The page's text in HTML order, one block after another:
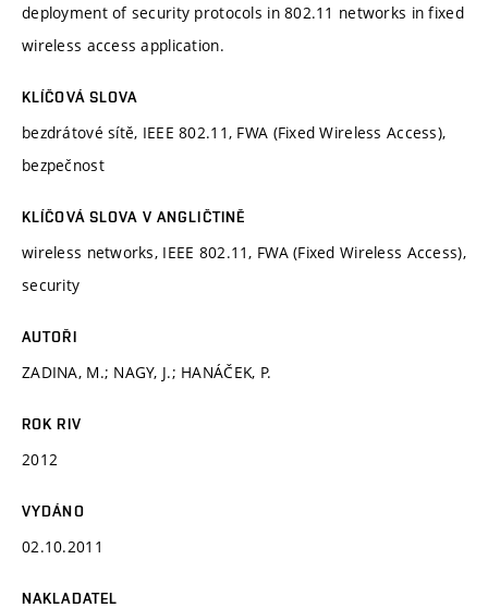
deployment of security protocols in 802.11 networks in fixed
wireless access application.
KLÍČOVÁ SLOVA
bezdrátové sítě, IEEE 802.11, FWA (Fixed Wireless Access),
bezpečnost
KLÍČOVÁ SLOVA V ANGLIČTINĚ
wireless networks, IEEE 802.11, FWA (Fixed Wireless Access),
security
AUTOŘI
ZADINA, M.; NAGY, J.; HANÁČEK, P.
ROK RIV
2012
VYDÁNO
02.10.2011
NAKLADATEL